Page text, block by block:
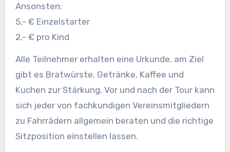
Ansonsten:
5,- € Einzelstarter
2,- € pro Kind
Alle Teilnehmer erhalten eine Urkunde, am Ziel
gibt es Bratwürste, Getränke, Kaffee und
Kuchen zur Stärkung. Vor und nach der Tour kann
sich jeder von fachkundigen Vereinsmitgliedern
zu Fahrrädern allgemein beraten und die richtige
Sitzposition einstellen lassen.